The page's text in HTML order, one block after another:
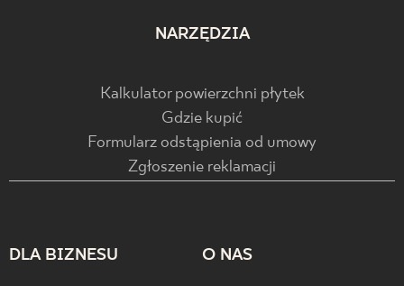
NARZĘDZIA
Kalkulator powierzchni płytek
Gdzie kupić
Formularz odstąpienia od umowy
Zgłoszenie reklamacji
DLA BIZNESU O NAS